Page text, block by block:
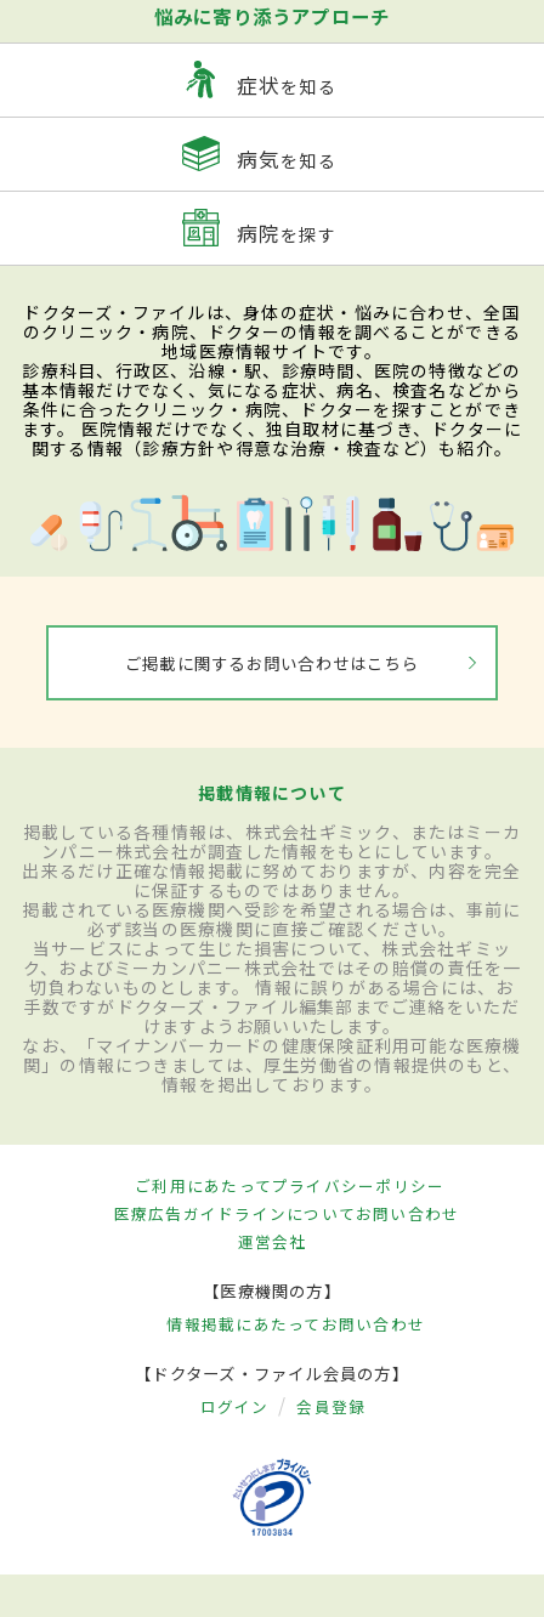
悩みに寄り添うアプローチ
症状を知る
病気を知る
病院を探す
ドクターズ・ファイルは、身体の症状・悩みに合わせ、全国
のクリニック・病院、ドクターの情報を調べることができる
地域医療情報サイトです。
診療科目、行政区、沿線・駅、診療時間、医院の特徴などの
基本情報だけでなく、気になる症状、病名、検査名などから
条件に合ったクリニック・病院、ドクターを探すことができ
ます。 医院情報だけでなく、独自取材に基づき、ドクターに
関する情報（診療方針や得意な治療・検査など）も紹介。
ご掲載に関するお問い合わせはこちら
掲載情報について
掲載している各種情報は、株式会社ギミック、またはミーカ
ンパニー株式会社が調査した情報をもとにしています。
出来るだけ正確な情報掲載に努めておりますが、内容を完全
に保証するものではありません。
掲載されている医療機関へ受診を希望される場合は、事前に
必ず該当の医療機関に直接ご確認ください。
当サービスによって生じた損害について、株式会社ギミッ
ク、およびミーカンパニー株式会社ではその賠償の責任を一
切負わないものとします。 情報に誤りがある場合には、お
手数ですがドクターズ・ファイル編集部までご連絡をいただ
けますようお願いいたします。
なお、「マイナンバーカードの健康保険証利用可能な医療機
関」の情報につきましては、厚生労働省の情報提供のもと、
情報を掲出しております。
ご利用にあたってプライバシーポリシー
医療広告ガイドラインについてお問い合わせ
運営会社
【医療機関の方】
情報掲載にあたって お問い合わせ
【ドクターズ・ファイル会員の方】
ログイン 会員登録